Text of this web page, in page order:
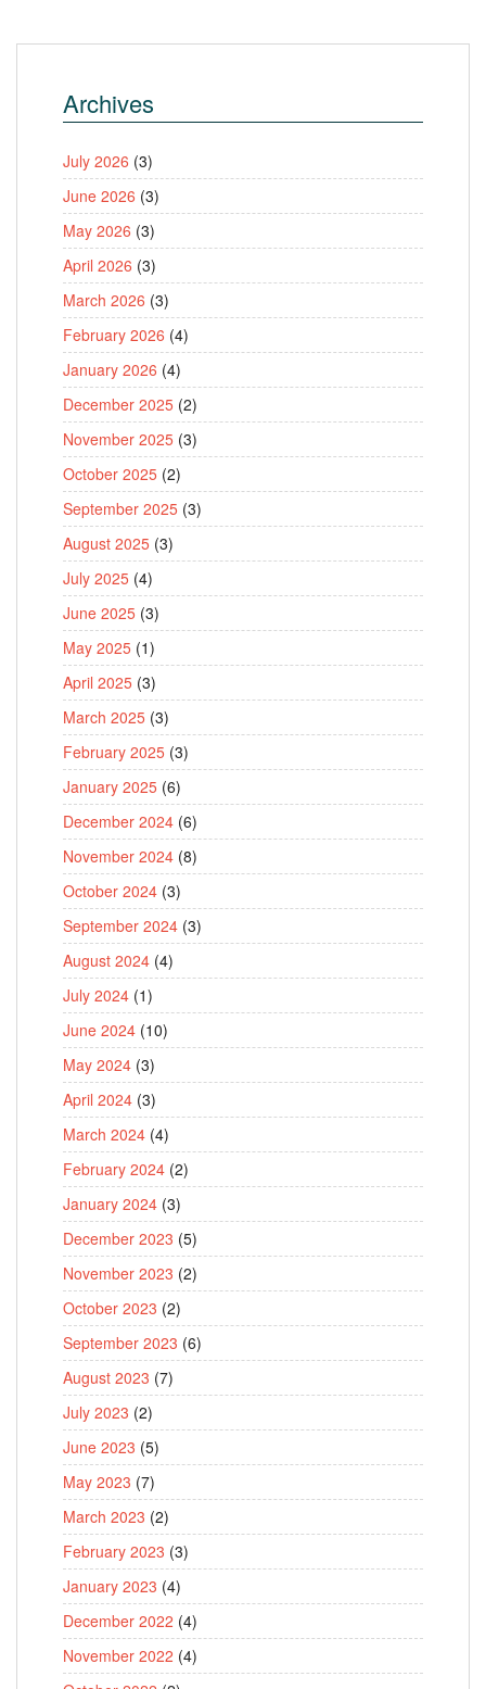
Archives
July 2026 (3)
June 2026 (3)
May 2026 (3)
April 2026 (3)
March 2026 (3)
February 2026 (4)
January 2026 (4)
December 2025 (2)
November 2025 (3)
October 2025 (2)
September 2025 (3)
August 2025 (3)
July 2025 (4)
June 2025 (3)
May 2025 (1)
April 2025 (3)
March 2025 (3)
February 2025 (3)
January 2025 (6)
December 2024 (6)
November 2024 (8)
October 2024 (3)
September 2024 (3)
August 2024 (4)
July 2024 (1)
June 2024 (10)
May 2024 (3)
April 2024 (3)
March 2024 (4)
February 2024 (2)
January 2024 (3)
December 2023 (5)
November 2023 (2)
October 2023 (2)
September 2023 (6)
August 2023 (7)
July 2023 (2)
June 2023 (5)
May 2023 (7)
March 2023 (2)
February 2023 (3)
January 2023 (4)
December 2022 (4)
November 2022 (4)